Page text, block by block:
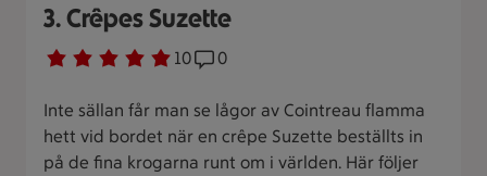
3. Crêpes Suzette
Betyg 4.9 av 5. 10
10 personer har röstatReceptet har 0 kommentarer
0
Inte sällan får man se lågor av Cointreau flamma
hett vid bordet när en crêpe Suzette beställts in
på de fina krogarna runt om i världen. Här följer